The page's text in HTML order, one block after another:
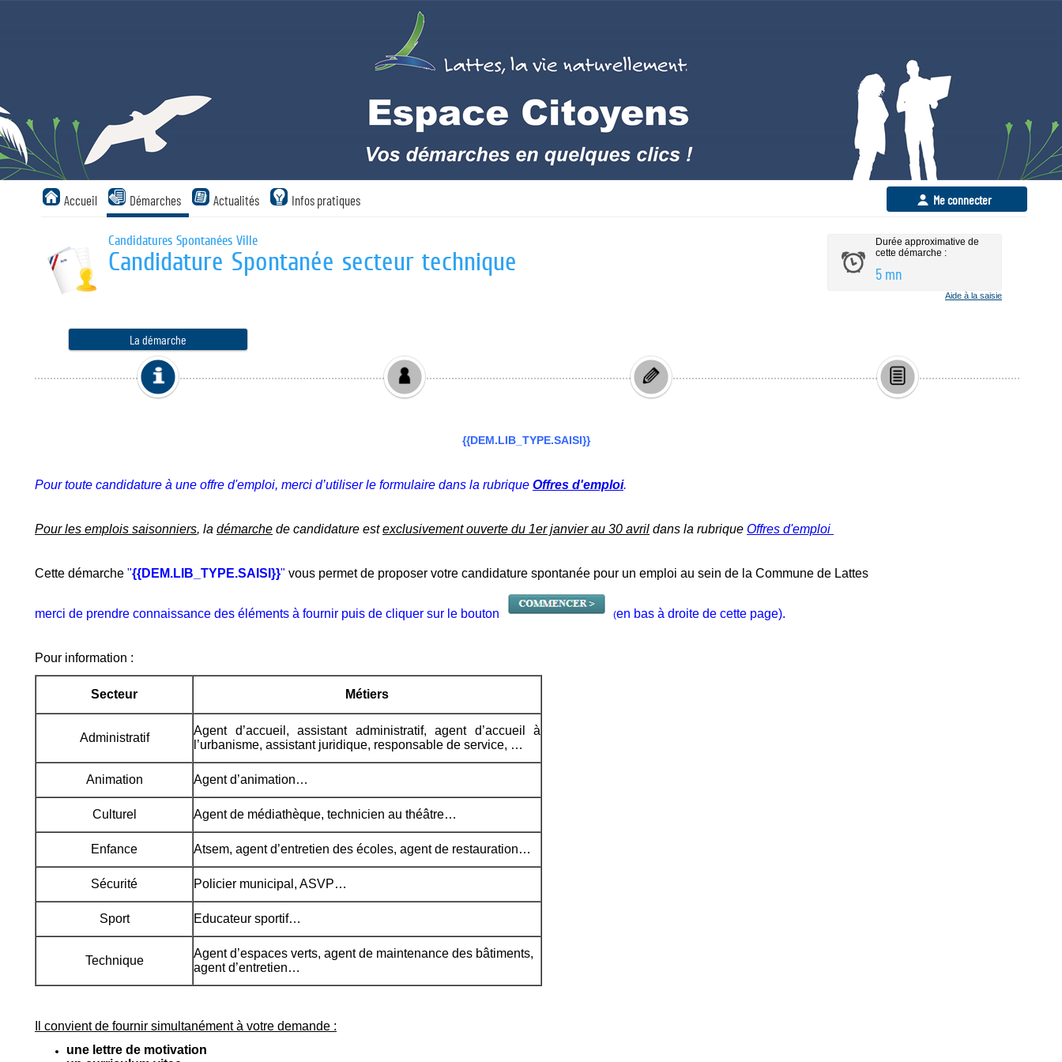
Accueil Démarches Actualités Infos pratiques Me connecter
Candidatures Spontanées Ville
Candidature Spontanée secteur technique
Durée approximative de
cette démarche :
5 mn
Aide à la saisie
La démarche